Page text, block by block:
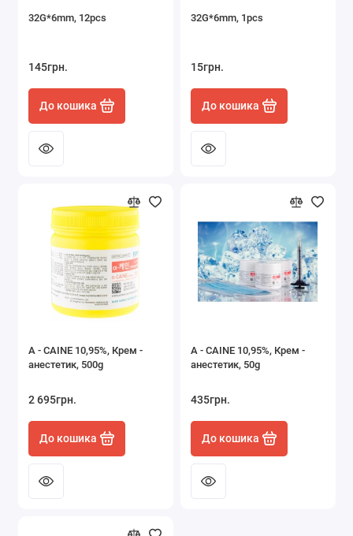
32G*6mm, 12pcs
145грн.
До кошика
32G*6mm, 1pcs
15грн.
До кошика
A - CAINE 10,95%, Крем -
анестетик, 500g
2 695грн.
До кошика
A - CAINE 10,95%, Крем -
анестетик, 50g
435грн.
До кошика